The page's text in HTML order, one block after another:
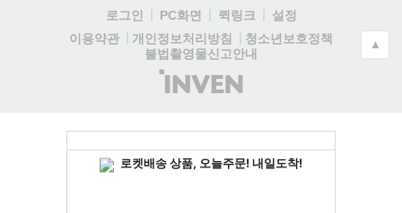
로그인 PC화면 퀵링크
설정
이용약관
개인정보처리방침
청소년보호정책
불법촬영물신고안내
(주)
인
▲